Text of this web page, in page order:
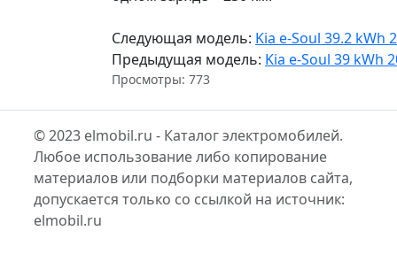
Следующая модель: Kia e-Soul 39.2 kWh
Предыдущая модель: Kia e-Soul 39 kWh
Просмотры: 773
© 2023 elmobil.ru - Каталог электромобилей.
Любое использование либо копирование
материалов или подборки материалов сайта,
допускается только со ссылкой на источник:
elmobil.ru